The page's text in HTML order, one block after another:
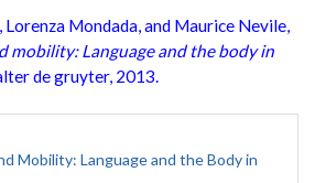
Mondada, and Maurice Nevile,
mobility: Language and the body in
de gruyter, 2013.
Mobility: Language and the Body in